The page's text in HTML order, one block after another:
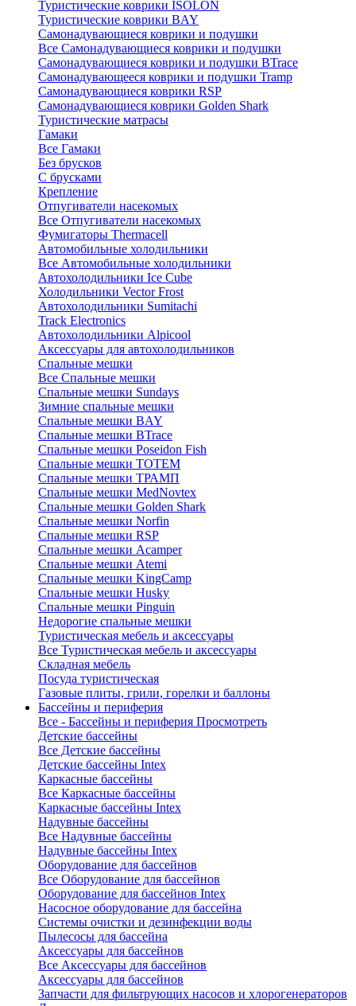
Туристические коврики ISOLON
Туристические коврики BAY
Самонадувающиеся коврики и подушки
Все Самонадувающиеся коврики и подушки
Самонадувающиеся коврики и подушки BTrace
Самонадувающееся коврики и подушки Tramp
Самонадувающиеся коврики RSP
Самонадувающиеся коврики Golden Shark
Туристические матрасы
Гамаки
Все Гамаки
Без брусков
С брусками
Крепление
Отпугиватели насекомых
Все Отпугиватели насекомых
Фумигаторы Thermacell
Автомобильные холодильники
Все Автомобильные холодильники
Автохолодильники Ice Cube
Холодильники Vector Frost
Автохолодильники Sumitachi
Track Electronics
Автохолодильники Alpicool
Аксессуары для автохолодильников
Спальные мешки
Все Спальные мешки
Спальные мешки Sundays
Зимние спальные мешки
Спальные мешки BAY
Спальные мешки BTrace
Спальные мешки Poseidon Fish
Спальные мешки ТОТЕМ
Спальные мешки ТРАМП
Cпальные мешки MedNovtex
Спальные мешки Golden Shark
Спальные мешки Norfin
Спальные мешки RSP
Спальные мешки Acamper
Спальные мешки Atemi
Спальные мешки KingCamp
Спальные мешки Husky
Спальные мешки Pinguin
Недорогие спальные мешки
Туристическая мебель и аксессуары
Все Туристическая мебель и аксессуары
Складная мебель
Посуда туристическая
Газовые плиты, грили, горелки и баллоны
Бассейны и периферия
Все - Бассейны и периферия Просмотреть
Детские бассейны
Все Детские бассейны
Детские бассейны Intex
Каркасные бассейны
Все Каркасные бассейны
Каркасные бассейны Intex
Надувные бассейны
Все Надувные бассейны
Надувные бассейны Intex
Оборудование для бассейнов
Все Оборудование для бассейнов
Оборудование для бассейнов Intex
Насосное оборудование для бассейна
Системы очистки и дезинфекции воды
Пылесосы для бассейна
Аксессуары для бассейнов
Все Аксессуары для бассейнов
Аксессуары для бассейнов
Запчасти для фильтрующих насосов и хлорогенераторов